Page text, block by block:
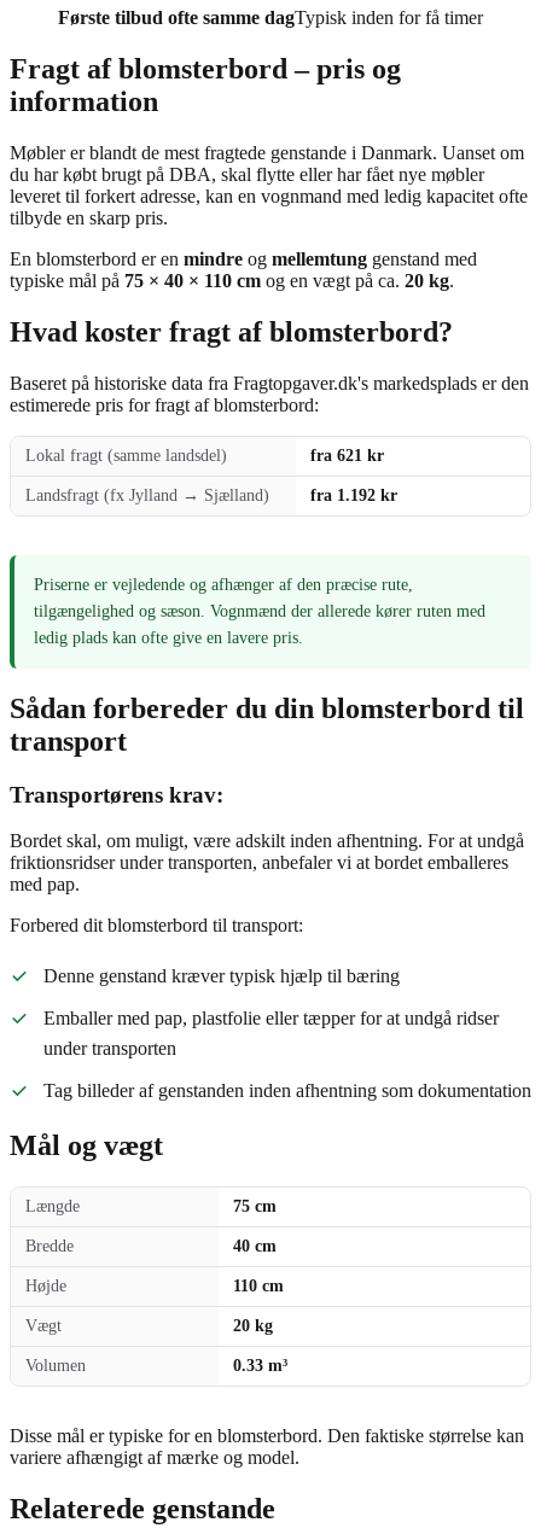
Første tilbud ofte samme dagTypisk inden for få timer
Fragt af blomsterbord – pris og
information
Møbler er blandt de mest fragtede genstande i Danmark. Uanset om
du har købt brugt på DBA, skal flytte eller har fået nye møbler
leveret til forkert adresse, kan en vognmand med ledig kapacitet ofte
tilbyde en skarp pris.
En blomsterbord er en mindre og mellemtung genstand med
typiske mål på 75 × 40 × 110 cm og en vægt på ca. 20 kg.
Hvad koster fragt af blomsterbord?
Baseret på historiske data fra Fragtopgaver.dk's markedsplads er den
estimerede pris for fragt af blomsterbord:
Lokal fragt (samme landsdel) fra 621 kr
Landsfragt (fx Jylland → Sjælland) fra 1.192 kr
Priserne er vejledende og afhænger af den præcise rute,
tilgængelighed og sæson. Vognmænd der allerede kører ruten med
ledig plads kan ofte give en lavere pris.
Sådan forbereder du din blomsterbord til
transport
Transportørens krav:
Bordet skal, om muligt, være adskilt inden afhentning. For at undgå
friktionsridser under transporten, anbefaler vi at bordet emballeres
med pap.
Forbered dit blomsterbord til transport:
Denne genstand kræver typisk hjælp til bæring
Emballer med pap, plastfolie eller tæpper for at undgå ridser
under transporten
Tag billeder af genstanden inden afhentning som dokumentation
Mål og vægt
Længde 75 cm
Bredde 40 cm
Højde 110 cm
Vægt 20 kg
Volumen 0.33 m³
Disse mål er typiske for en blomsterbord. Den faktiske størrelse kan
variere afhængigt af mærke og model.
Relaterede genstande